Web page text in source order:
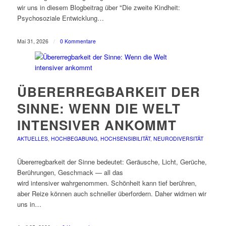
wir uns in diesem Blogbeitrag über "Die zweite Kindheit:
Psychosoziale Entwicklung…
Mai 31, 2026 / 0 Kommentare
ÜBERERREGBARKEIT DER
SINNE: WENN DIE WELT
INTENSIVER ANKOMMT
AKTUELLES, HOCHBEGABUNG, HOCHSENSIBILITÄT, NEURODIVERSITÄT
Übererregbarkeit der Sinne bedeutet: Geräusche, Licht, Gerüche,
Berührungen, Geschmack — all das
wird intensiver wahrgenommen. Schönheit kann tief berühren,
aber Reize können auch schneller überfordern. Daher widmen wir
uns in…